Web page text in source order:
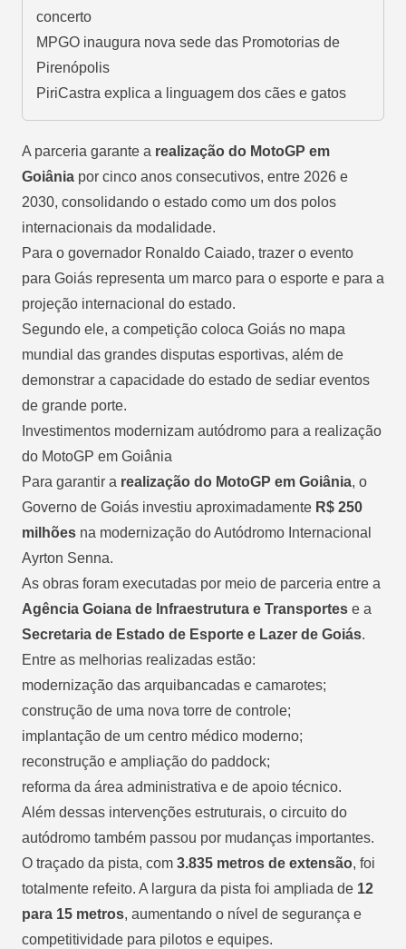
concerto
MPGO inaugura nova sede das Promotorias de
Pirenópolis
PiriCastra explica a linguagem dos cães e gatos
A parceria garante a realização do MotoGP em
Goiânia por cinco anos consecutivos, entre 2026 e
2030, consolidando o estado como um dos polos
internacionais da modalidade.
Para o governador Ronaldo Caiado, trazer o evento
para Goiás representa um marco para o esporte e para a
projeção internacional do estado.
Segundo ele, a competição coloca Goiás no mapa
mundial das grandes disputas esportivas, além de
demonstrar a capacidade do estado de sediar eventos
de grande porte.
Investimentos modernizam autódromo para a realização
do MotoGP em Goiânia
Para garantir a realização do MotoGP em Goiânia, o
Governo de Goiás investiu aproximadamente R$ 250
milhões na modernização do Autódromo Internacional
Ayrton Senna.
As obras foram executadas por meio de parceria entre a
Agência Goiana de Infraestrutura e Transportes e a
Secretaria de Estado de Esporte e Lazer de Goiás.
Entre as melhorias realizadas estão:
modernização das arquibancadas e camarotes;
construção de uma nova torre de controle;
implantação de um centro médico moderno;
reconstrução e ampliação do paddock;
reforma da área administrativa e de apoio técnico.
Além dessas intervenções estruturais, o circuito do
autódromo também passou por mudanças importantes.
O traçado da pista, com 3.835 metros de extensão, foi
totalmente refeito. A largura da pista foi ampliada de 12
para 15 metros, aumentando o nível de segurança e
competitividade para pilotos e equipes.